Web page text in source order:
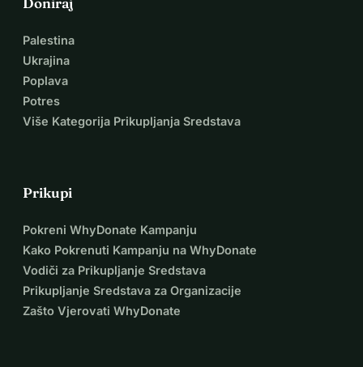
Palestina
Ukrajina
Poplava
Potres
Više Kategorija Prikupljanja Sredstava
Prikupi
Pokreni WhyDonate Kampanju
Kako Pokrenuti Kampanju na WhyDonate
Vodiči za Prikupljanje Sredstava
Prikupljanje Sredstava za Organizacije
Zašto Vjerovati WhyDonate